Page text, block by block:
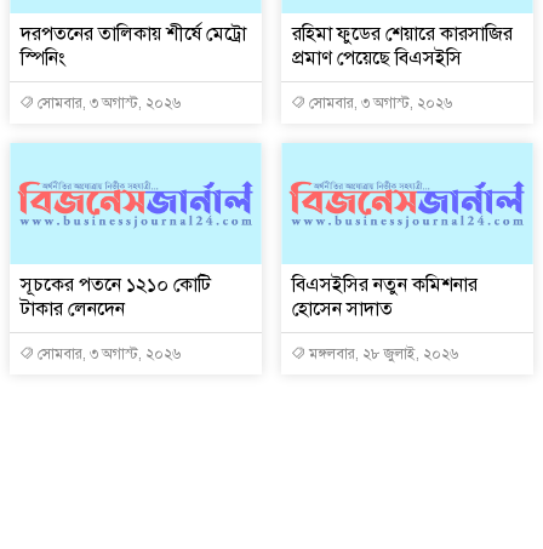
দরপতনের তালিকায় শীর্ষে মেট্রো
স্পিনিং
সোমবার, ৩ অগাস্ট, ২০২৬
রহিমা ফুডের শেয়ারে কারসাজির
প্রমাণ পেয়েছে বিএসইসি
সোমবার, ৩ অগাস্ট, ২০২৬
সূচকের পতনে ১২১০ কোটি
টাকার লেনদেন
সোমবার, ৩ অগাস্ট, ২০২৬
বিএসইসির নতুন কমিশনার
হোসেন সাদাত
মঙ্গলবার, ২৮ জুলাই, ২০২৬